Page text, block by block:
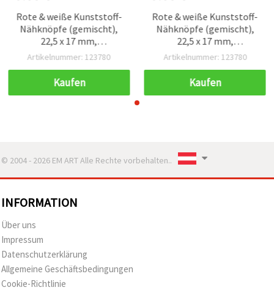
Rote & weiße Kunststoff-
Nähknöpfe (gemischt),
22,5 x 17 mm,
Lochdurchmesser 2 mm,
Artikelnummer: 123780
Kaufen
Rote & weiße Kunststoff-
Nähknöpfe (gemischt),
22,5 x 17 mm,
Lochdurchmesser 2 mm,
Artikelnummer: 123780
Kaufen
© 2004 - 2026 EM ART Alle Rechte vorbehalten..
INFORMATION
Über uns
Impressum
Datenschutzerklärung
Allgemeine Geschäftsbedingungen
Cookie-Richtlinie